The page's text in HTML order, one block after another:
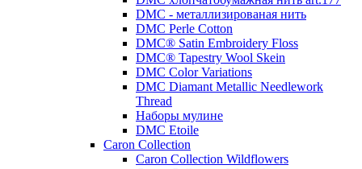
DMC - металлизированая нить
DMC Perle Cotton
DMC® Satin Embroidery Floss
DMC® Tapestry Wool Skein
DMC Color Variations
DMC Diamant Metallic Needlework
Thread
Наборы мулине
DMC Etoile
Caron Collection
Caron Collection Wildflowers